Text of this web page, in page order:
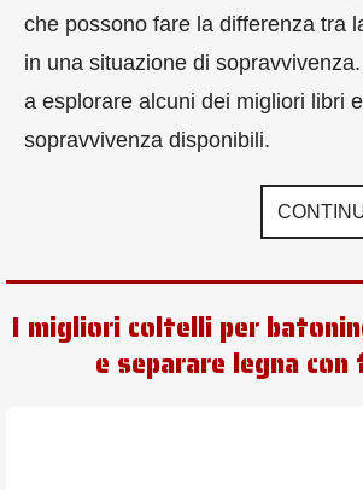
che possono fare la differenza tra
in una situazione di
a esplorare alcuni dei migliori libri
sopravvivenza disponibili.
I migliori coltelli per
e separare legna